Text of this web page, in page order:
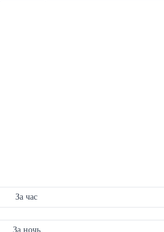
За час
За ночь